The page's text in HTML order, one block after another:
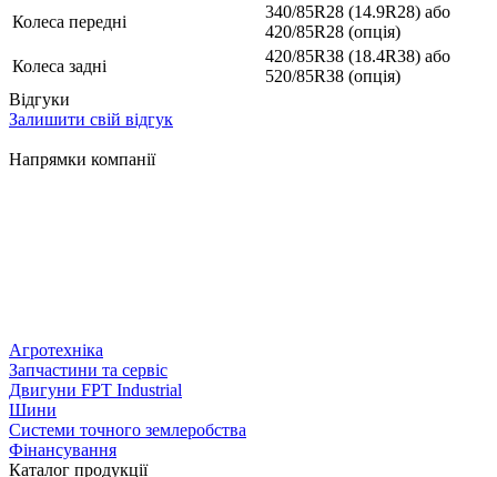
Колеса передні
340/85R28 (14.9R28) або
420/85R28 (опція)
Колеса задні
420/85R38 (18.4R38) або
520/85R38 (опція)
Відгуки
Залишити свій відгук
Напрямки компанії
Агротехніка
Запчастини та сервіс
Двигуни FPT Industrial
Шини
Системи точного землеробства
Фінансування
Каталог продукції